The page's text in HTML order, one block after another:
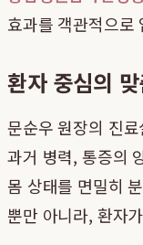
효과를 객관적으로
환자 중심의
문순우 원장의 진
과거 병력, 통증의
몸 상태를 면밀히
뿐만 아니라, 환자